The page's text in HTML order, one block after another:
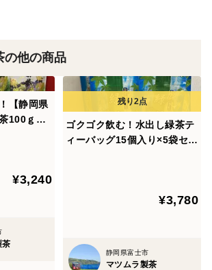
の他の商品
【静岡県
100ｇ袋
¥3,240
茶
ゴクゴク飲む！水出し緑茶テ
ィーバッグ15個入り×5袋セッ
¥3,780
静岡県富士市
マツムラ製茶